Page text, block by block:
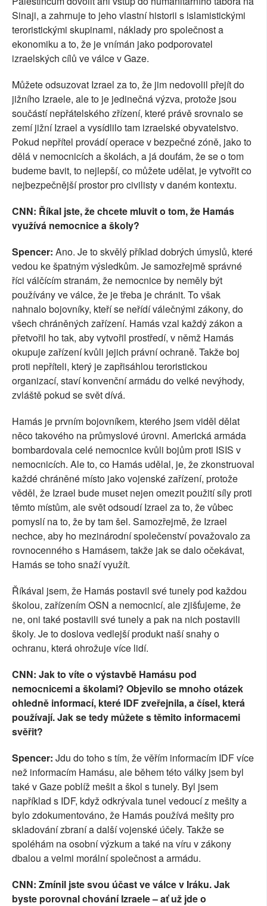
Sinaji, a zahrnuje to jeho vlastní historii s islamistickými
teroristickými skupinami, náklady pro společnost a
ekonomiku a to, že je vnímán jako podporovatel
izraelských cílů ve válce v Gaze.
Můžete odsuzovat Izrael za to, že jim nedovolil přejít do
jižního Izraele, ale to je jedinečná výzva, protože jsou
součástí nepřátelského zřízení, které právě srovnalo se
zemí jižní Izrael a vysídlilo tam izraelské obyvatelstvo.
Pokud nepřítel provádí operace v bezpečné zóně, jako to
dělá v nemocnicích a školách, a já doufám, že se o tom
budeme bavit, to nejlepší, co můžete udělat, je vytvořit co
nejbezpečnější prostor pro civilisty v daném kontextu.
CNN: Říkal jste, že chcete mluvit o tom, že Hamás
využívá nemocnice a školy?
Spencer: Ano. Je to skvělý příklad dobrých úmyslů, které
vedou ke špatným výsledkům. Je samozřejmě správné
říci válčícím stranám, že nemocnice by neměly být
používány ve válce, že je třeba je chránit. To však
nahnalo bojovníky, kteří se neřídí válečnými zákony, do
všech chráněných zařízení. Hamás vzal každý zákon a
přetvořil ho tak, aby vytvořil prostředí, v němž Hamás
okupuje zařízení kvůli jejich právní ochraně. Takže boj
proti nepříteli, který je zapřisáhlou teroristickou
organizací, staví konvenční armádu do velké nevýhody,
zvláště pokud se svět dívá.
Hamás je prvním bojovníkem, kterého jsem viděl dělat
něco takového na průmyslové úrovni. Americká armáda
bombardovala celé nemocnice kvůli bojům proti ISIS v
nemocnicích. Ale to, co Hamás udělal, je, že zkonstruoval
každé chráněné místo jako vojenské zařízení, protože
věděl, že Izrael bude muset nejen omezit použití síly proti
těmto místům, ale svět odsoudí Izrael za to, že vůbec
pomyslí na to, že by tam šel. Samozřejmě, že Izrael
nechce, aby ho mezinárodní společenství považovalo za
rovnocenného s Hamásem, takže jak se dalo očekávat,
Hamás se toho snaží využít.
Říkával jsem, že Hamás postavil své tunely pod každou
školou, zařízením OSN a nemocnicí, ale zjišťujeme, že
ne, oni také postavili své tunely a pak na nich postavili
školy. Je to doslova vedlejší produkt naší snahy o
ochranu, která ohrožuje více lidí.
CNN: Jak to víte o výstavbě Hamásu pod
nemocnicemi a školami? Objevilo se mnoho otázek
ohledně informací, které IDF zveřejnila, a čísel, která
používají. Jak se tedy můžete s těmito informacemi
svěřit?
Spencer: Jdu do toho s tím, že věřím informacím IDF více
než informacím Hamásu, ale během této války jsem byl
také v Gaze poblíž mešit a škol s tunely. Byl jsem
například s IDF, když odkrývala tunel vedoucí z mešity a
bylo zdokumentováno, že Hamás používá mešity pro
skladování zbraní a další vojenské účely. Takže se
spoléhám na osobní výzkum a také na víru v zákony
dbalou a velmi morální společnost a armádu.
CNN: Zmínil jste svou účast ve válce v Iráku. Jak
byste porovnal chování Izraele – ať už jde o